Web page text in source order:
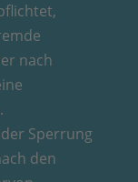
nach
Sperrung
den